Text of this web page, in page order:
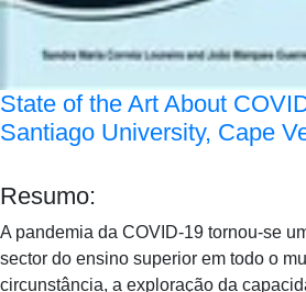
State of the Art About
Santiago University, Cape
Resumo:
A pandemia da COVID-19 tornou-se
sector do ensino superior em todo o
circunstância, a exploração da